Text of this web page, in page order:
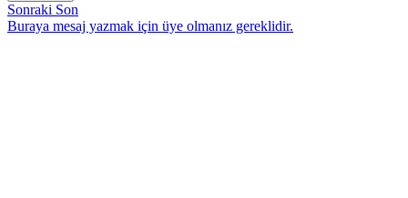
Sonraki Son
Buraya mesaj yazmak için üye olmanız gereklidir.